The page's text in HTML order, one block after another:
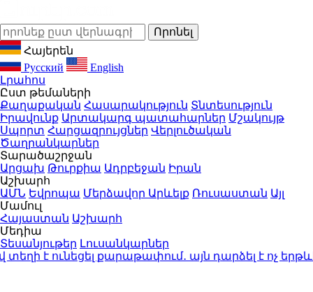
Հայերեն
Русский
English
Լրահոս
Ըստ թեմաների
Քաղաքական Հասարակություն Տնտեսություն
Իրավունք Արտակարգ պատահարներ Մշակույթ
Սպորտ Հարցազրույցներ Վերլուծական
Ծաղրանկարներ
Տարածաշրջան
Արցախ Թուրքիա Ադրբեջան Իրան
Աշխարհ
ԱՄՆ Եվրոպա Մերձավոր Արևելք Ռուսաստան Այլ
Մամուլ
Հայաստան Աշխարհ
Մեդիա
Տեսանյութեր Լուսանկարներ
քարաթափում․ այն դարձել է ոչ